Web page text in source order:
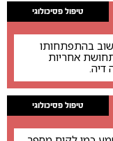
טיפול פסיכולוגי
בהתפתחותו
אחריות
דיה.
טיפול פסיכולוגי